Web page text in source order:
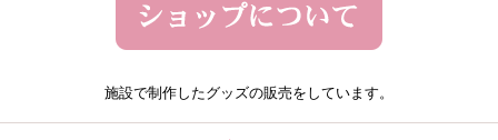
施設で制作したグッズの販売をしています。